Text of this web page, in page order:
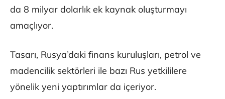
da 8 milyar dolarlık ek kaynak oluşturmayı
amaçlıyor.
Tasarı, Rusya’daki finans kuruluşları, petrol ve
madencilik sektörleri ile bazı Rus yetkililere
yönelik yeni yaptırımlar da içeriyor.